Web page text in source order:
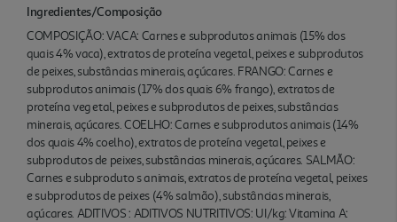
Ingredientes/Composição
COMPOSIÇÃO: VACA: Carnes e subprodutos animais (15% dos
quais 4% vaca), extratos de proteína vegetal, peixes e subprodutos
de peixes, substâncias minerais, açúcares. FRANGO: Carnes e
subprodutos animais (17% dos quais 6% frango), extratos de
proteína veg etal, peixes e subprodutos de peixes, substâncias
minerais, açúcares. COELHO: Carnes e subprodutos animais (14%
dos quais 4% coelho), extratos de proteína vegetal, peixes e
subprodutos de peixes, substâncias minerais, açúcares. SALMÃO:
Carnes e subproduto s animais, extratos de proteína vegetal, peixes
e subprodutos de peixes (4% salmão), substâncias minerais,
açúcares. ADITIVOS : ADITIVOS NUTRITIVOS: UI/kg: Vitamina A: